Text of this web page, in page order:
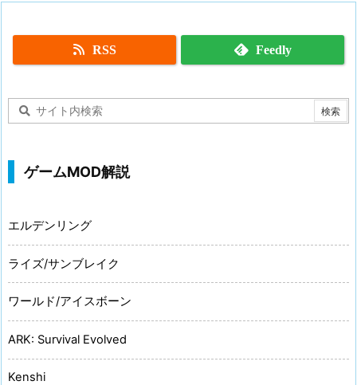
RSS Feedly
ゲームMOD解説
エルデンリング
ライズ/サンブレイク
ワールド/アイスボーン
ARK: Survival Evolved
Kenshi